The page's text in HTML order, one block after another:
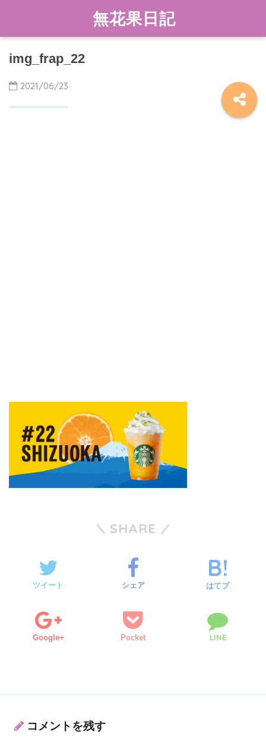
無花果日記
img_frap_22
2021/06/23
SHARE
ツイート シェア はてブ
Google+ Pocket LINE
コメントを残す